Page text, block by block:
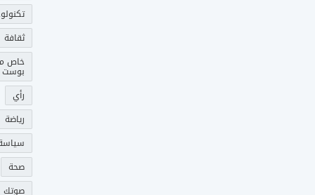
ثقافة
خاص
بوست
رأي
رياضة
صحة